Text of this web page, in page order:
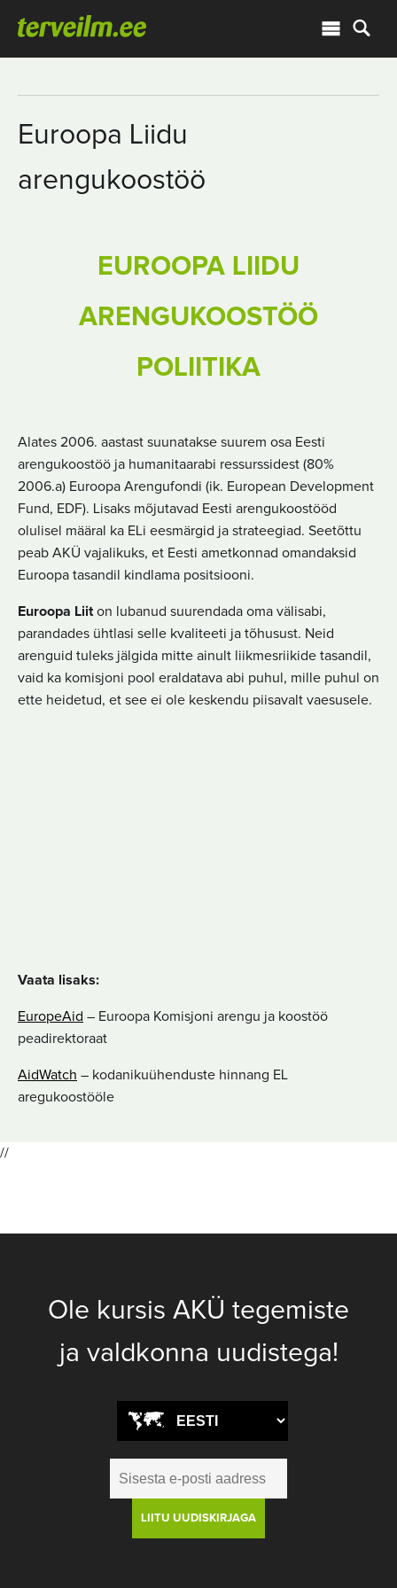
Euroopa Liidu
arengukoostöö
EUROOPA LIIDU
ARENGUKOOSTÖÖ
POLIITIKA
Alates 2006. aastast suunatakse suurem osa Eesti
arengukoostöö ja humanitaarabi ressurssidest (80%
2006.a) Euroopa Arengufondi (ik. European Development
Fund, EDF). Lisaks mõjutavad Eesti arengukoostööd
olulisel määral ka ELi eesmärgid ja strateegiad. Seetõttu
peab AKÜ vajalikuks, et Eesti ametkonnad omandaksid
Euroopa tasandil kindlama positsiooni.
Euroopa Liiton lubanud suurendada oma välisabi,
parandades ühtlasi selle kvaliteeti ja tõhusust. Neid
arenguid tuleks jälgida mitte ainult liikmesriikide tasandil,
vaid ka komisjoni pool eraldatava abi puhul, mille puhul on
ette heidetud, et see ei ole keskendu piisavalt vaesusele.
Vaata lisaks:
EuropeAid – Euroopa Komisjoni arengu ja koostöö
peadirektoraat
AidWatch – kodanikuühenduste hinnang EL
aregukoostööle
//
Ole kursis AKÜ tegemiste
ja valdkonna uudistega!